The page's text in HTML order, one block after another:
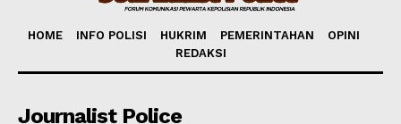
HOME INFO POLISI HUKRIM PEMERINTAHAN
OPINI
REDAKSI
Journalist Police